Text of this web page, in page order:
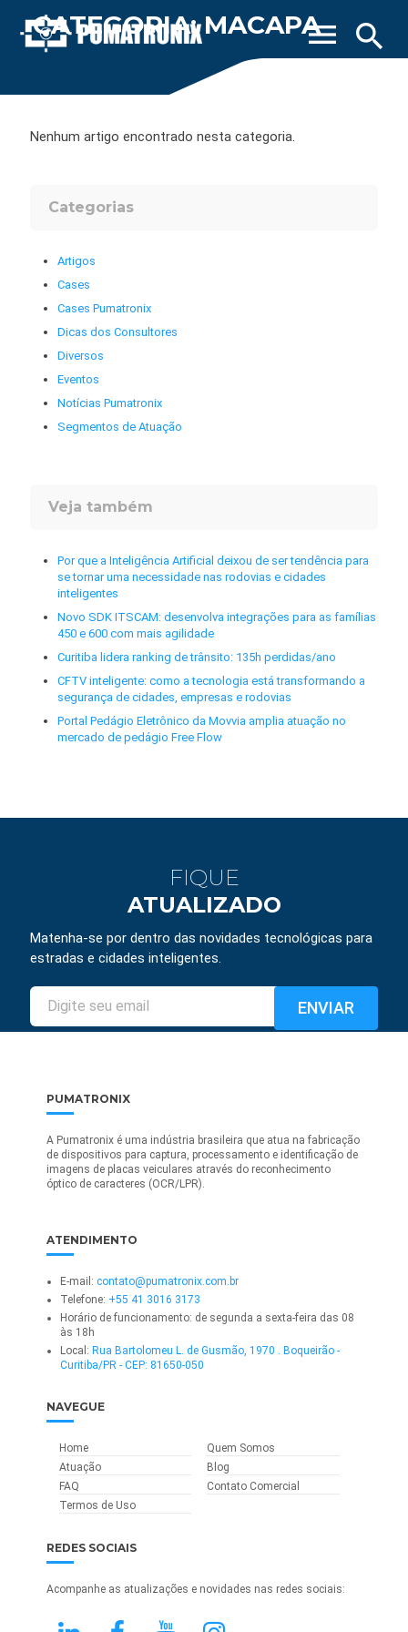
search
menu
CATEGORIA: MACAPA
Nenhum artigo encontrado nesta categoria.
Categorias
Artigos
Cases
Cases Pumatronix
Dicas dos Consultores
Diversos
Eventos
Notícias Pumatronix
Segmentos de Atuação
Veja também
Por que a Inteligência Artificial deixou de ser tendência para
se tornar uma necessidade nas rodovias e cidades
inteligentes
Novo SDK ITSCAM: desenvolva integrações para as famílias
450 e 600 com mais agilidade
Curitiba lidera ranking de trânsito: 135h perdidas/ano
CFTV inteligente: como a tecnologia está transformando a
segurança de cidades, empresas e rodovias
Portal Pedágio Eletrônico da Movvia amplia atuação no
mercado de pedágio Free Flow
FIQUE
ATUALIZADO
Matenha-se por dentro das novidades tecnológicas para
estradas e cidades inteligentes.
PUMATRONIX
A Pumatronix é uma indústria brasileira que atua na fabricação
de dispositivos para captura, processamento e identificação de
imagens de placas veiculares através do reconhecimento
óptico de caracteres (OCR/LPR).
ATENDIMENTO
E-mail: contato@pumatronix.com.br
Telefone: +55 41 3016 3173
Horário de funcionamento: de segunda a sexta-feira das 08
às 18h
Local: Rua Bartolomeu L. de Gusmão, 1970 . Boqueirão -
Curitiba/PR - CEP: 81650-050
NAVEGUE
Home
Quem Somos
Atuação
Blog
FAQ
Contato Comercial
Termos de Uso
REDES SOCIAIS
Acompanhe as atualizações e novidades nas redes sociais: